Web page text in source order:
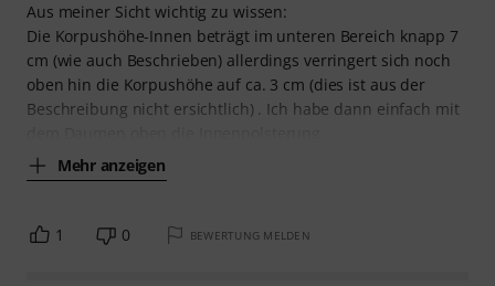
Aus meiner Sicht wichtig zu wissen:
Die Korpushöhe-Innen beträgt im unteren Bereich knapp 7
cm (wie auch Beschrieben) allerdings verringert sich noch
oben hin die Korpushöhe auf ca. 3 cm (dies ist aus der
Beschreibung nicht ersichtlich) . Ich habe dann einfach mit
Mehr anzeigen
1 0 BEWERTUNG MELDEN